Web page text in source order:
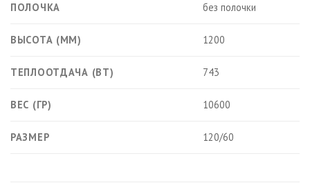
ПОЛОЧКА без полочки
ВЫСОТА (ММ) 1200
ТЕПЛООТДАЧА (ВТ) 743
ВЕС (ГР) 10600
РАЗМЕР 120/60